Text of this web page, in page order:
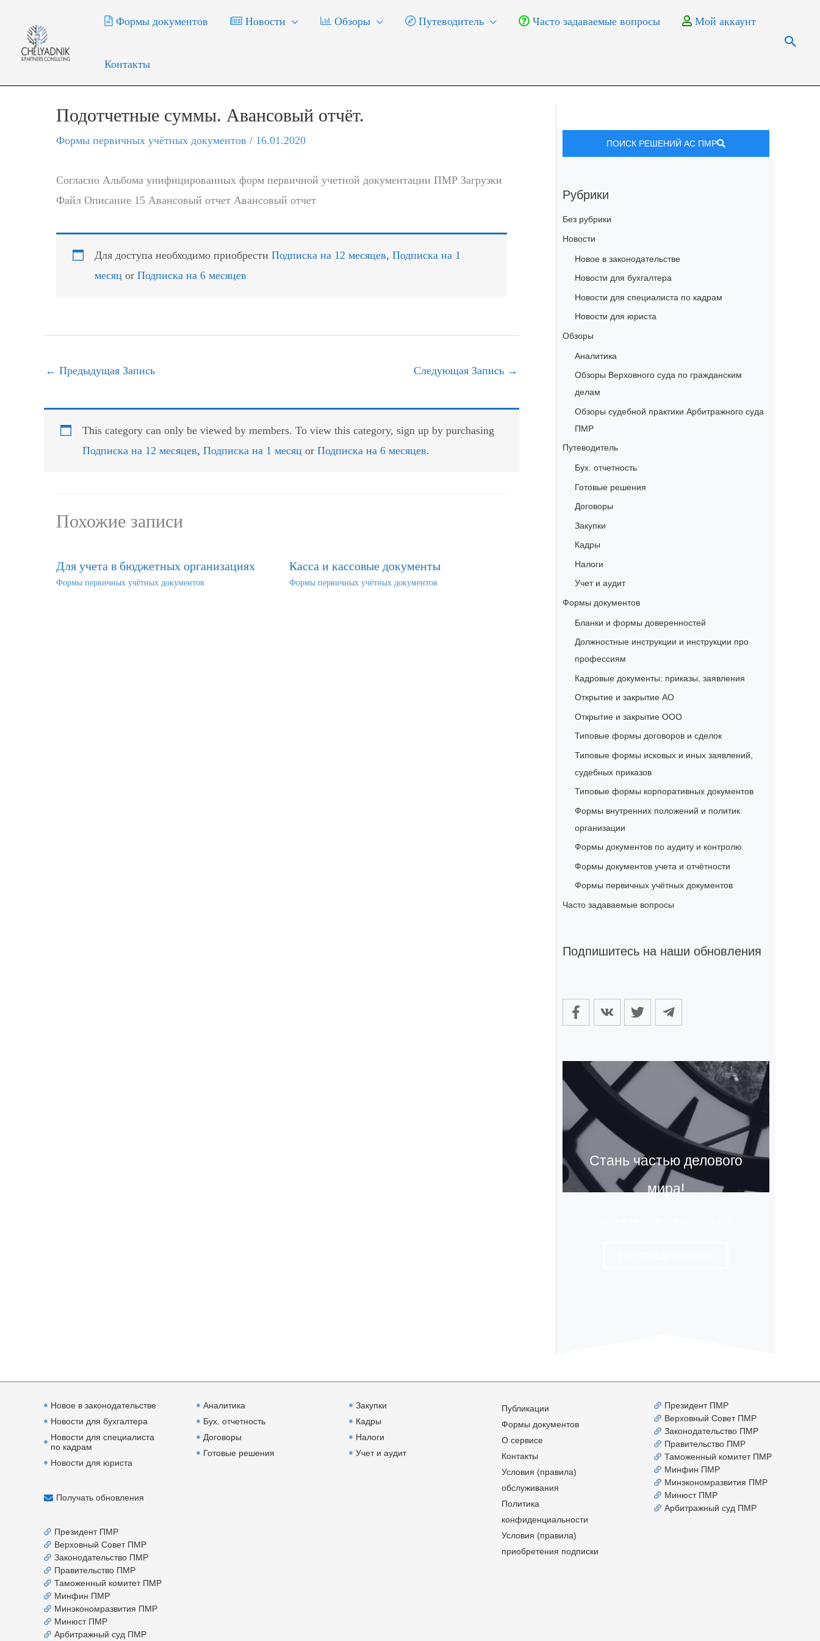
содержимому
Формы документов Новости Обзоры Путеводитель Часто задаваемые вопросы Мой аккаунт
Контакты
Подотчетные суммы. Авансовый отчёт.
Формы первичных учётных документов / 16.01.2020
Согласно Альбома унифицированных форм первичной учетной документации ПМР Загрузки
Файл Описание 15 Авансовый отчет Авансовый отчет
Для доступа необходимо приобрести Подписка на 12 месяцев, Подписка на 1
месяц or Подписка на 6 месяцев
← Предыдущая Запись Следующая Запись →
This category can only be viewed by members. To view this category, sign up by purchasing
Подписка на 12 месяцев, Подписка на 1 месяц or Подписка на 6 месяцев.
Похожие записи
Для учета в бюджетных организациях
Формы первичных учётных документов
Касса и кассовые документы
Формы первичных учётных документов
ПОИСК РЕШЕНИЙ АС ПМР
Рубрики
Без рубрики
Новости
Новое в законодательстве
Новости для бухгалтера
Новости для специалиста по кадрам
Новости для юриста
Обзоры
Аналитика
Обзоры Верховного суда по гражданским
делам
Обзоры судебной практики Арбитражного суда
ПМР
Путеводитель
Бух. отчетность
Готовые решения
Договоры
Закупки
Кадры
Налоги
Учет и аудит
Формы документов
Бланки и формы доверенностей
Должностные инструкции и инструкции про
профессиям
Кадровые документы: приказы, заявления
Открытие и закрытие АО
Открытие и закрытие ООО
Типовые формы договоров и сделок
Типовые формы исковых и иных заявлений,
судебных приказов
Типовые формы корпоративных документов
Формы внутренних положений и политик
организации
Формы документов по аудиту и контролю
Формы документов учета и отчётности
Формы первичных учётных документов
Часто задаваемые вопросы
Подпишитесь на наши обновления
Стань частью делового
мира!
Новое в законодательстве
Новости для бухгалтера
Новости для специалиста
по кадрам
Новости для юриста
Получать обновления
Президент ПМР
Верховный Совет ПМР
Законодательство ПМР
Правительство ПМР
Таможенный комитет ПМР
Минфин ПМР
Минэкономразвития ПМР
Минюст ПМР
Арбитражный суд ПМР
Аналитика
Бух. отчетность
Договоры
Готовые решения
Закупки
Кадры
Налоги
Учет и аудит
Публикации
Формы документов
О сервисе
Контакты
Условия (правила)
обслуживания
Политика
конфиденциальности
Условия (правила)
приобретения подписки
Президент ПМР
Верховный Совет ПМР
Законодательство ПМР
Правительство ПМР
Таможенный комитет ПМР
Минфин ПМР
Минэкономразвития ПМР
Минюст ПМР
Арбитражный суд ПМР